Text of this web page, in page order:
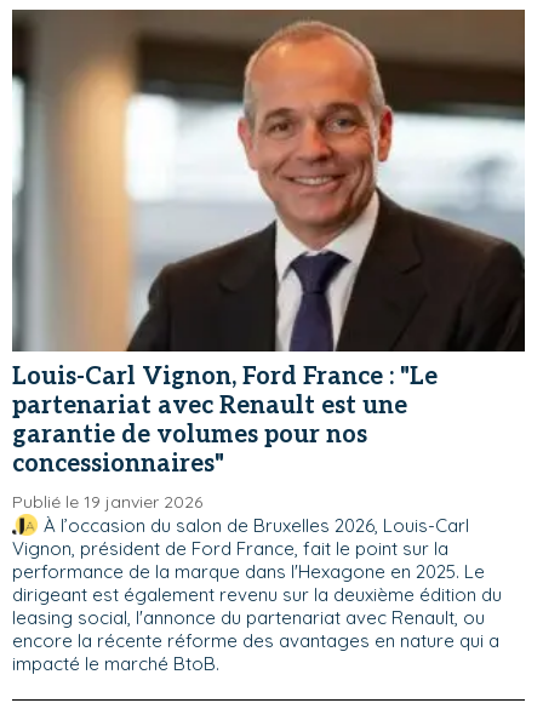
Louis-Carl Vignon, Ford France : "Le
partenariat avec Renault est une
garantie de volumes pour nos
concessionnaires"
Publié le 19 janvier 2026
À l’occasion du salon de Bruxelles 2026, Louis-Carl
Vignon, président de Ford France, fait le point sur la
performance de la marque dans l'Hexagone en 2025. Le
dirigeant est également revenu sur la deuxième édition du
leasing social, l'annonce du partenariat avec Renault, ou
encore la récente réforme des avantages en nature qui a
impacté le marché BtoB.